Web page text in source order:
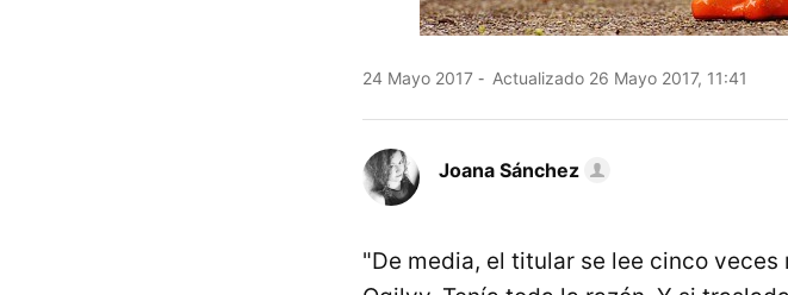
24 Mayo 2017 Actualizado 26 Mayo 2017, 11:41
Joana Sánchez
"De media, el titular se lee cinco